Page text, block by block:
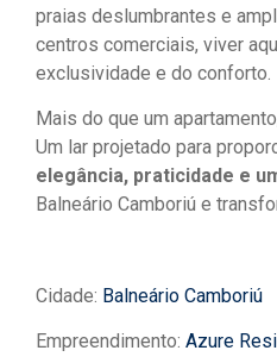
praias deslumbrantes e
centros comerciais, viver
exclusividade e do conforto.
Mais do que um
Um lar projetado para
elegância, praticidade e
Balneário Camboriú e
Cidade: Balneário Camboriú
Empreendimento: Azure